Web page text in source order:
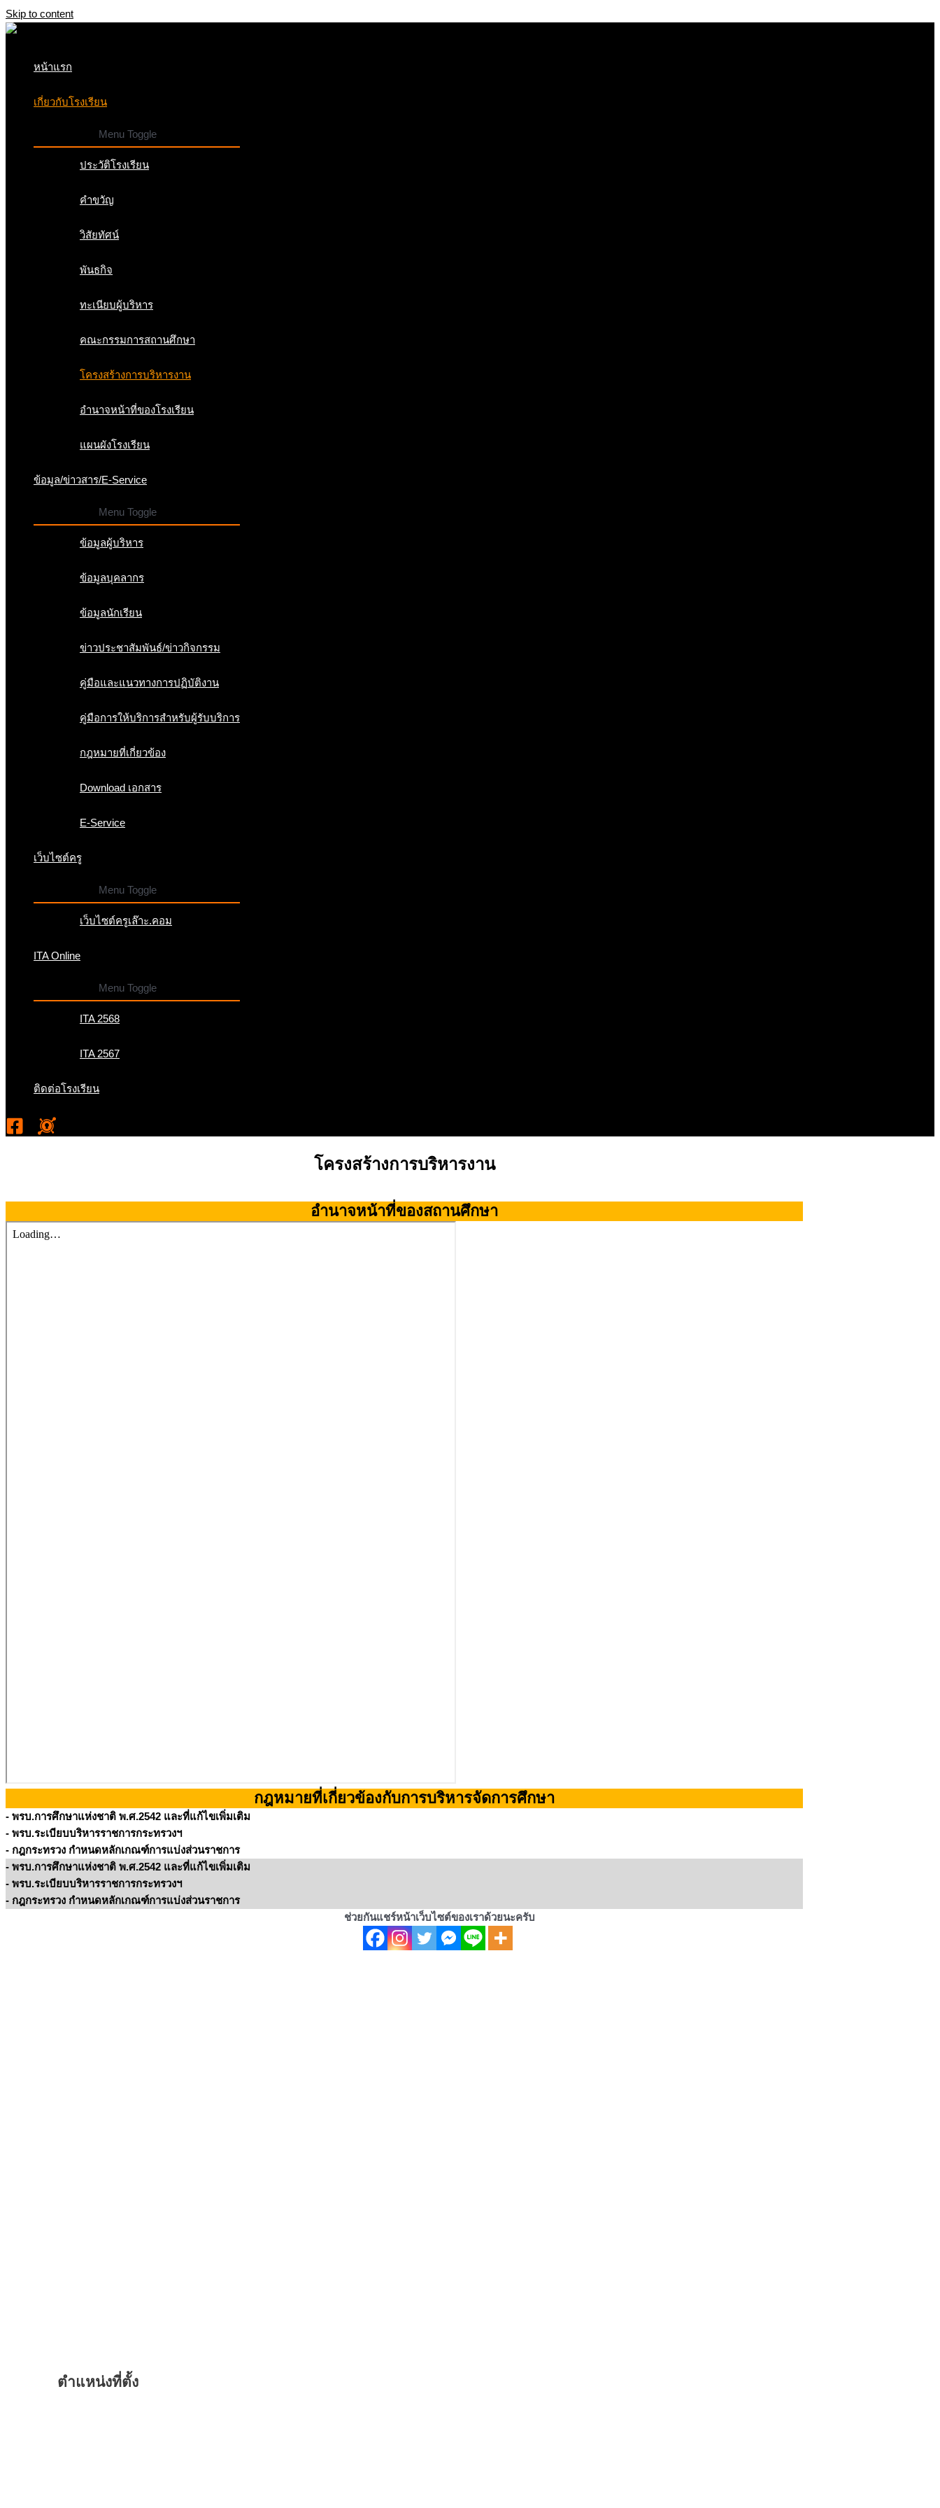
Skip to content
หน้าแรก
เกี่ยวกับโรงเรียน
Menu Toggle
ประวัติโรงเรียน
คำขวัญ
วิสัยทัศน์
พันธกิจ
ทะเนียบผู้บริหาร
คณะกรรมการสถานศึกษา
โครงสร้างการบริหารงาน
อำนาจหน้าที่ของโรงเรียน
แผนผังโรงเรียน
ข้อมูล/ข่าวสาร/E-Service
Menu Toggle
ข้อมูลผู้บริหาร
ข้อมูลบุคลากร
ข้อมูลนักเรียน
ข่าวประชาสัมพันธ์/ข่าวกิจกรรม
คู่มือและแนวทางการปฏิบัติงาน
คู่มือการให้บริการสำหรับผู้รับบริการ
กฎหมายที่เกี่ยวข้อง
Download เอกสาร
E-Service
เว็บไซต์ครู
Menu Toggle
เว็บไซต์ครูเล๊าะ.คอม
ITA Online
Menu Toggle
ITA 2568
ITA 2567
ติดต่อโรงเรียน
โครงสร้างการบริหารงาน
อำนาจหน้าที่ของสถานศึกษา
กฎหมายที่เกี่ยวข้องกับการบริหารจัดการศึกษา
- พรบ.การศึกษาแห่งชาติ พ.ศ.2542 และที่แก้ไขเพิ่มเติม
- พรบ.ระเบียบบริหารราชการกระทรวงฯ
- กฎกระทรวง กำหนดหลักเกณฑ์การแบ่งส่วนราชการ
- พรบ.การศึกษาแห่งชาติ พ.ศ.2542 และที่แก้ไขเพิ่มเติม
- พรบ.ระเบียบบริหารราชการกระทรวงฯ
- กฎกระทรวง กำหนดหลักเกณฑ์การแบ่งส่วนราชการ
ช่วยกันแชร์หน้าเว็บไซต์ของเราด้วยนะครับ
ตำแหน่งที่ตั้ง